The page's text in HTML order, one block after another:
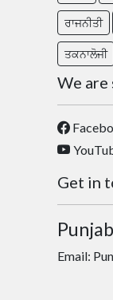
ਰਾਜਨੀਤੀ
ਤਕਨਾਲੋਜੀ
We are
Get in
Email: